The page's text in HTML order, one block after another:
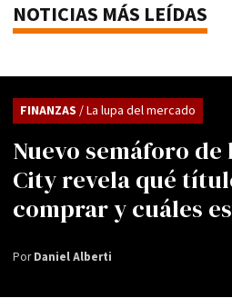
NOTICIAS MÁS LEÍDAS
Nuevo semáforo de
City revela qué
comprar y cuáles
FINANZAS / La lupa del mercado
PorDaniel Alberti